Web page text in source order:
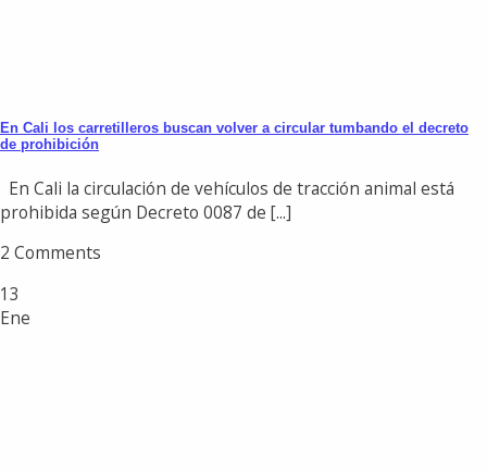
En Cali los carretilleros buscan volver a circular tumbando el decreto
de prohibición
En Cali la circulación de vehículos de tracción animal está
prohibida según Decreto 0087 de [...]
2 Comments
13
Ene